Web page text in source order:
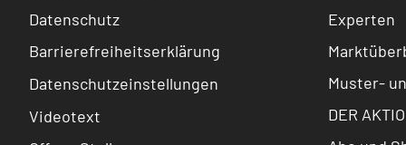
Datenschutz
Barrierefreiheitserklärung
Datenschutzeinstellungen
Videotext
Experten
Muster-
DER